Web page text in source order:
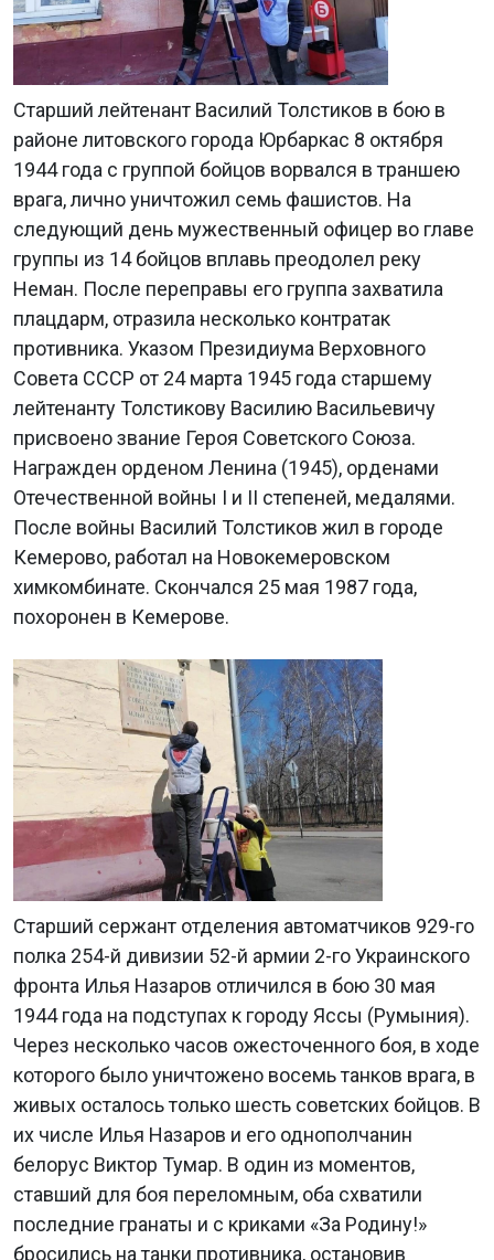
Старший лейтенант Василий Толстиков в бою в
районе литовского города Юрбаркас 8 октября
1944 года с группой бойцов ворвался в траншею
врага, лично уничтожил семь фашистов. На
следующий день мужественный офицер во главе
группы из 14 бойцов вплавь преодолел реку
Неман. После переправы его группа захватила
плацдарм, отразила несколько контратак
противника. Указом Президиума Верховного
Совета СССР от 24 марта 1945 года старшему
лейтенанту Толстикову Василию Васильевичу
присвоено звание Героя Советского Союза.
Награжден орденом Ленина (1945), орденами
Отечественной войны I и II степеней, медалями.
После войны Василий Толстиков жил в городе
Кемерово, работал на Новокемеровском
химкомбинате. Скончался 25 мая 1987 года,
похоронен в Кемерове.
Старший сержант отделения автоматчиков 929-го
полка 254-й дивизии 52-й армии 2-го Украинского
фронта Илья Назаров отличился в бою 30 мая
1944 года на подступах к городу Яссы (Румыния).
Через несколько часов ожесточенного боя, в ходе
которого было уничтожено восемь танков врага, в
живых осталось только шесть советских бойцов. В
их числе Илья Назаров и его однополчанин
белорус Виктор Тумар. В один из моментов,
ставший для боя переломным, оба схватили
последние гранаты и с криками «За Родину!»
бросились на танки противника, остановив